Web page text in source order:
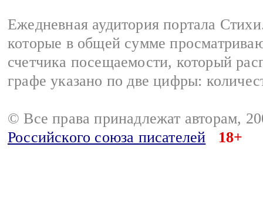
Ежедневная аудитория портала
которые в общей сумме
счетчика посещаемости, который
графе указано по две цифры:
© Все права принадлежат авторам,
Российского союза писателей
18+